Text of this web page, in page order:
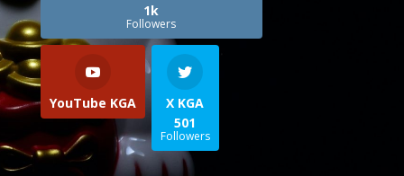
1k
Followers
YouTube KGA
X KGA
501
Followers